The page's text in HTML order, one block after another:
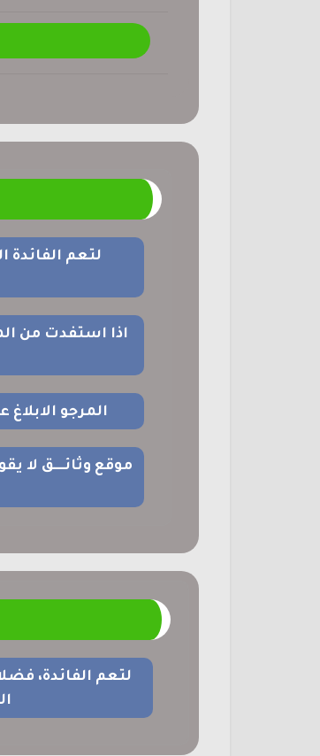
لتعم
اذا استفدت من
المرجو
موقع وثائــــق لا
لتعم الفائدة،